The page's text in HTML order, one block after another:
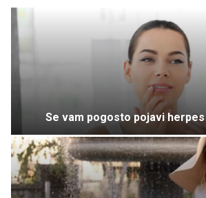
Se vam pogosto pojavi